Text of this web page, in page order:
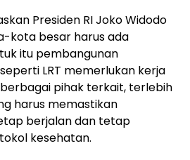
Presiden RI Joko Widodo
kota besar harus ada
itu pembangunan
LRT memerlukan kerja
pihak terkait, terlebih
harus memastikan
berjalan dan tetap
kesehatan.